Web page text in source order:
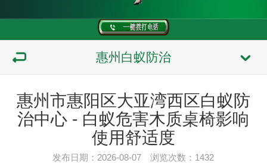
惠州白蚁防治
惠州市惠阳区大亚湾西区白蚁防
治中心 - 白蚁危害木质桌椅影响
使用舒适度
发布日期：2026-08-07 浏览次数： 1432